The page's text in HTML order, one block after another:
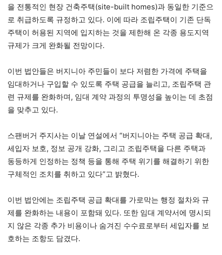
을 전통적인 현장 건축주택(site-built homes)과 동일한 기준으
로 취급하도록 규정하고 있다. 이에 따라 조립주택이 기존 단독
주택이 허용된 지역에 입지하는 것을 제한해 온 각종 용도지역
규제가 크게 완화될 전망이다.
이번 법안들은 버지니아 주민들이 보다 저렴한 가격에 주택을
임대하거나 구입할 수 있도록 주택 공급을 늘리고, 조립주택 관
련 규제를 완화하며, 임대 계약 과정의 투명성을 높이는 데 초점
을 맞추고 있다.
스팬버거 주지사는 이날 연설에서 “버지니아는 주택 공급 확대,
세입자 보호, 정보 공개 강화, 그리고 조립주택을 다른 주택과
동등하게 인정하는 정책 등을 통해 주택 위기를 해결하기 위한
구체적인 조치를 취하고 있다”고 밝혔다.
이번 법안에는 조립주택 공급 확대를 가로막는 행정 절차와 규
제를 완화하는 내용이 포함돼 있다. 또한 임대 계약서에 명시되
지 않은 각종 추가 비용이나 숨겨진 수수료로부터 세입자를 보
호하는 조항도 담겼다.